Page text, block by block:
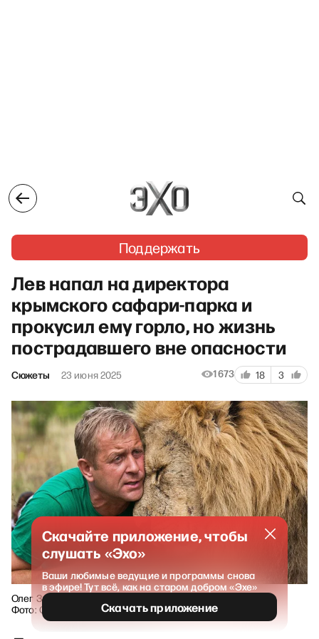
Поддержать
Лев напал на директора
крымского сафари-парка и
прокусил ему горло, но жизнь
пострадавшего вне опасности
Сюжеты 23 июня 2025 1673 18 3
Олег Зубков.
Фото: Сергей Мальгавко / ТАСС
Скачайте приложение, чтобы
слушать «Эхо»
Ваши любимые ведущие и программы снова
в эфире! Тут всё, как на старом добром «Эхе»
Скачать приложение